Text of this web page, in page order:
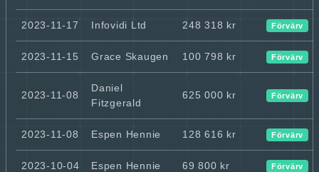
2023-11-17 Infovidi Ltd 248 318 kr Förvärv
2023-11-15 Grace Skaugen 100 798 kr Förvärv
2023-11-08
Daniel
Fitzgerald
625 000 kr Förvärv
2023-11-08 Espen Hennie 128 616 kr Förvärv
2023-10-04 Espen Hennie 69 800 kr Förvärv